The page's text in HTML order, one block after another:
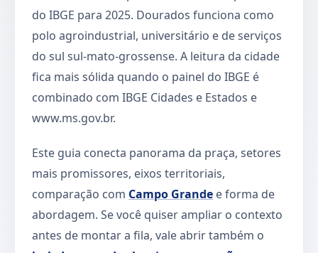
do IBGE para 2025. Dourados funciona como
polo agroindustrial, universitário e de serviços
do sul sul-mato-grossense. A leitura da cidade
fica mais sólida quando o painel do IBGE é
combinado com IBGE Cidades e Estados e
www.ms.gov.br.
Este guia conecta panorama da praça, setores
mais promissores, eixos territoriais,
comparação com Campo Grande e forma de
abordagem. Se você quiser ampliar o contexto
antes de montar a fila, vale abrir também o